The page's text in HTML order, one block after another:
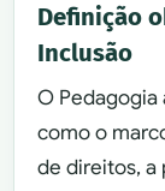
Definição
Inclusão
O Pedagogia
como o
de direitos, a